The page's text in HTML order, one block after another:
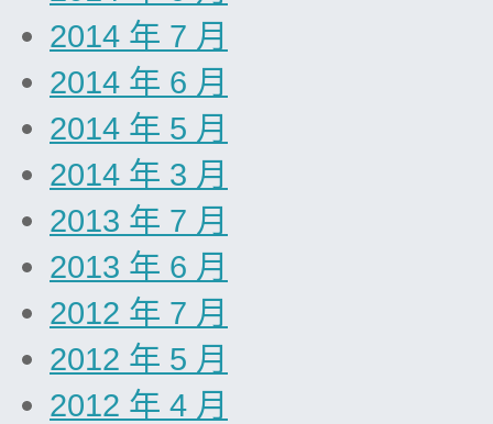
2014 年 7 月
2014 年 6 月
2014 年 5 月
2014 年 3 月
2013 年 7 月
2013 年 6 月
2012 年 7 月
2012 年 5 月
2012 年 4 月